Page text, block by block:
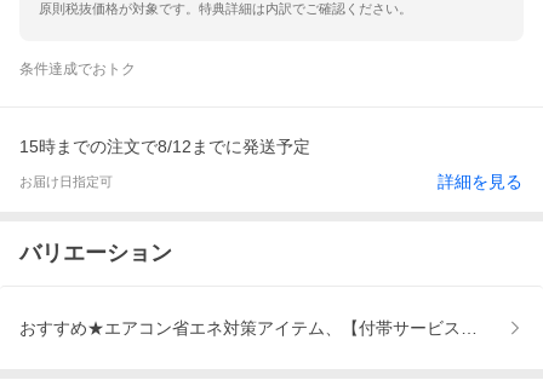
原則税抜価格が対象です。特典詳細は内訳でご確認ください。
条件達成でおトク
15時までの注文で8/12までに発送予定
お届け日指定可 詳細を見る
バリエーション
おすすめ★エアコン省エネ対策アイテム、【付帯サービス】、【取